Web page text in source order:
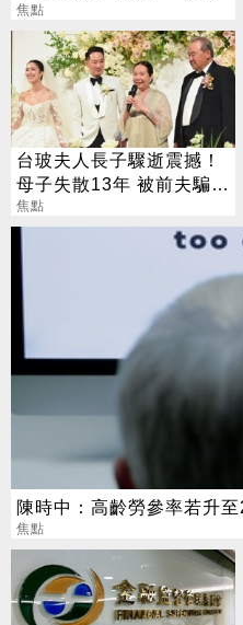
錢？
焦點
台玻夫人長子驟逝震撼！
母子失散13年 被前夫騙
「愛兒已夭折」
焦點
陳時中：高齡勞參率若升
焦點